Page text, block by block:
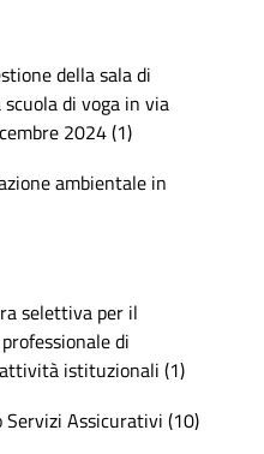
della sala di
di voga in via
2024 (1)
ambientale in
selettiva per il
di
istituzionali (1)
Servizi Assicurativi (10)